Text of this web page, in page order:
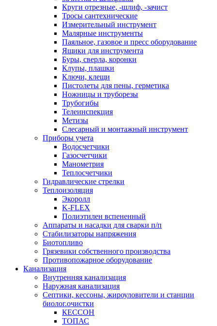
Круги отрезные, -шлиф, -зачист
Тросы сантехнические
Измерительный инструмент
Малярные инструменты
Паяльное, газовое и пресс оборудование
Ящики для инструмента
Буры, сверла, коронки
Клупы, плашки
Ключи, клещи
Пистолеты для пены, герметика
Ножницы и труборезы
Трубогибы
Телеинспекция
Метизы
Слесарный и монтажный инструмент
Приборы учета
Водосчетчики
Газосчетчики
Манометрия
Теплосчетчики
Гидравлические стрелки
Теплоизоляция
Экоролл
K-FLEX
Полиэтилен вспененный
Аппараты и насадки для сварки п/п
Стабилизаторы напряжения
Биотопливо
Грязевики собственного производства
Противопожарное оборудование
Канализация
Внутренняя канализация
Наружная канализация
Септики, кессоны, жироуловители и станции
биолог.очистки
КЕССОН
ТОПАС